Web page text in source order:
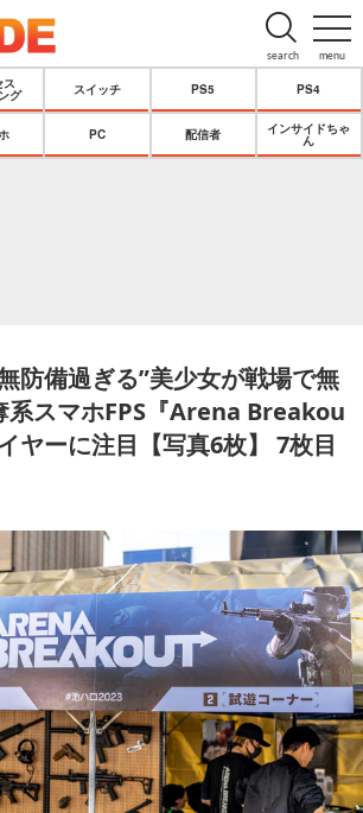
menu
search
ス
グ
スイッチ PS5 PS4
PC 配信者
インサイドちゃ
ん
防備過ぎる”美少女が戦場で無
系スマホFPS『Arena Breakou
ヤーに注目【写真6枚】 7枚目